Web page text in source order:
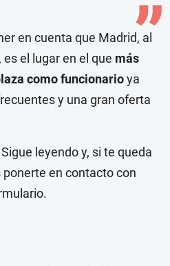
en cuenta que Madrid, al
el lugar en el que más
como funcionarioya
y una gran oferta
leyendo y, si te queda
en contacto con